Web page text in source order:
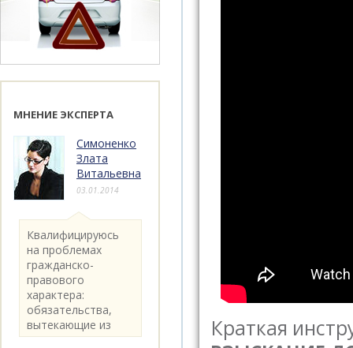
Краткая
МНЕНИЕ ЭКСПЕРТА
Симоненко
Злата
Витальевна
03.01.2014
Квалифицируюсь
на проблемах
гражданско-
правового
характера:
обязательства,
вытекающие из
категории..